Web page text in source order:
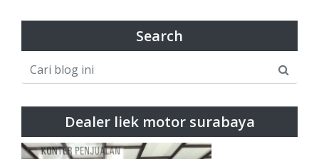
Search
Dealer liek motor surabaya